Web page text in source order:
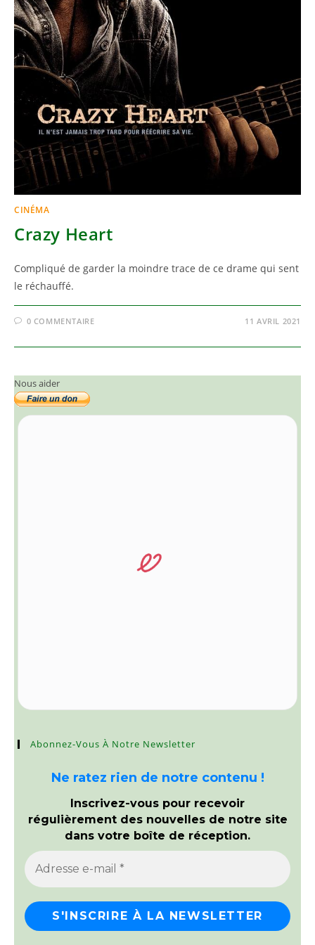
CINÉMA
Crazy Heart
Compliqué de garder la moindre trace de ce drame qui sent
le réchauffé.
0 COMMENTAIRE 11 AVRIL 2021
Nous aider
Abonnez-Vous À Notre Newsletter
Ne ratez rien de notre contenu !
Inscrivez-vous pour recevoir
régulièrement des nouvelles de notre site
dans votre boîte de réception.